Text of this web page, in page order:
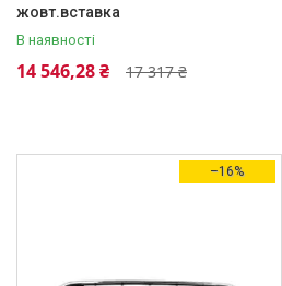
жовт.вставка
В наявності
17 317 ₴
14 546,28 ₴
–16%